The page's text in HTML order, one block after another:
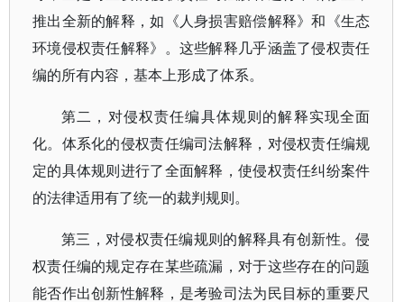
推出全新的解释，如《人身损害赔偿解释》和《生态
环境侵权责任解释》。这些解释几乎涵盖了侵权责任
编的所有内容，基本上形成了体系。
第二，对侵权责任编具体规则的解释实现全面
化。体系化的侵权责任编司法解释，对侵权责任编规
定的具体规则进行了全面解释，使侵权责任纠纷案件
的法律适用有了统一的裁判规则。
第三，对侵权责任编规则的解释具有创新性。侵
权责任编的规定存在某些疏漏，对于这些存在的问题
能否作出创新性解释，是考验司法为民目标的重要尺